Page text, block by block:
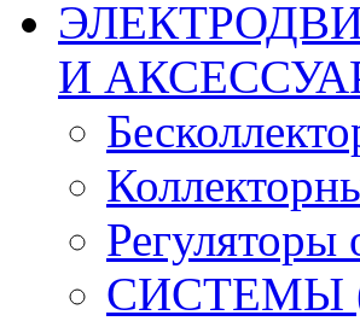
И
Регуляторы
СИСТЕМЫ